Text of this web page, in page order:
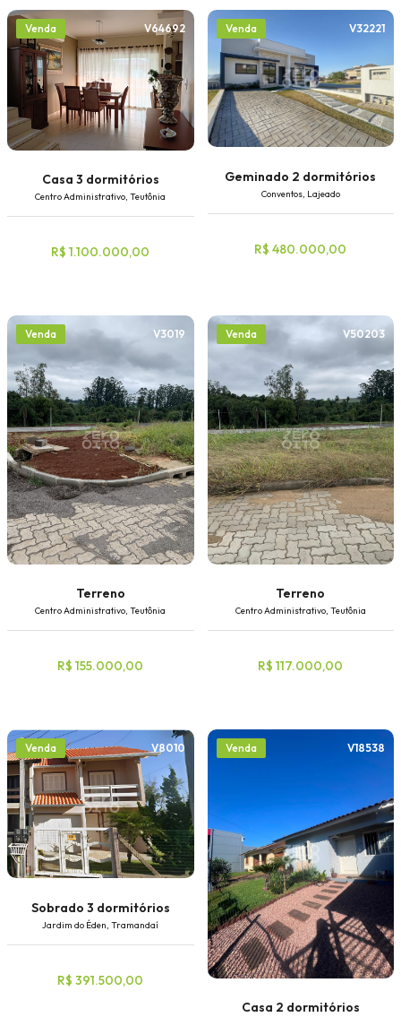
Buscar imóvel
Venda V64692
Casa 3 dormitórios
Centro Administrativo, Teutônia
R$ 1.100.000,00
Venda V32221
Geminado 2 dormitórios
Conventos, Lajeado
R$ 480.000,00
Venda V3019
Terreno
Centro Administrativo, Teutônia
R$ 155.000,00
Venda V50203
Terreno
Centro Administrativo, Teutônia
R$ 117.000,00
Venda V8010
Sobrado 3 dormitórios
Jardim do Éden, Tramandaí
R$ 391.500,00
Venda V18538
Casa 2 dormitórios